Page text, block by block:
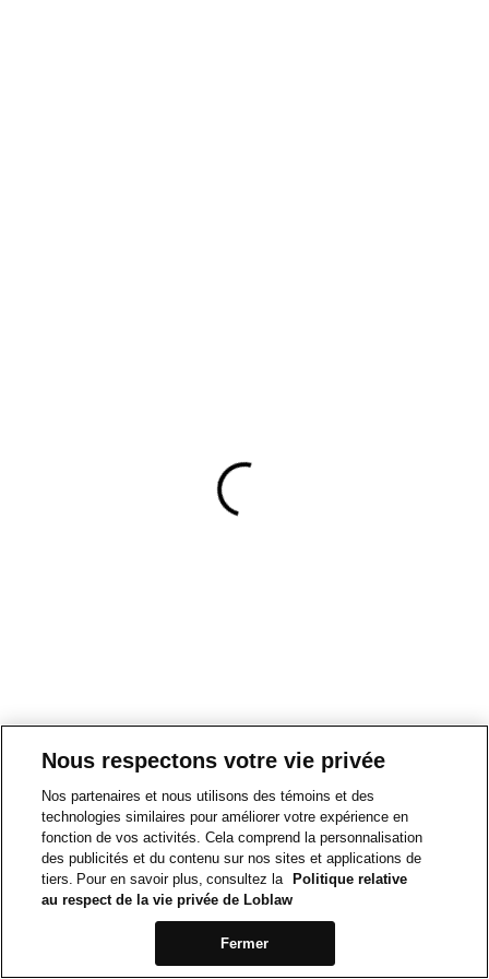
Nous respectons votre vie privée
Nos partenaires et nous utilisons des témoins et des
technologies similaires pour améliorer votre expérience en
fonction de vos activités. Cela comprend la personnalisation
des publicités et du contenu sur nos sites et applications de
tiers. Pour en savoir plus, consultez la
Politique relative
au respect de la vie privée de Loblaw
Fermer